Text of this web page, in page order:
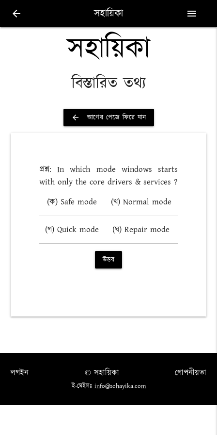
arrow_back সহায়িকা menu
সহায়িকা
বিস্তারিত তথ্য
arrow_back আগের পেজে ফিরে যান
প্রশ্ন: In which mode windows starts
with only the core drivers & services ?
(ক) Safe mode
(খ) Normal mode
(গ) Quick mode (ঘ) Repair mode
উত্তর
লগইন গোপনীয়তা
© সহায়িকা
ই-মেইলঃ info@sohayika.com